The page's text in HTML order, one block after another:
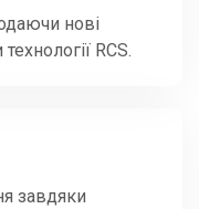
нові
RCS.
завдяки